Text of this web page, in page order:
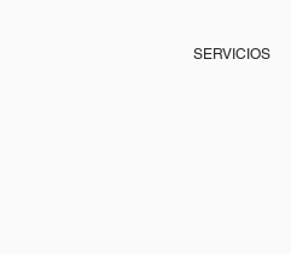
SERVICIOS